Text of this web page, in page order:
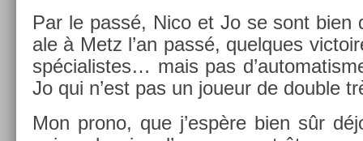
Par le passé, Nico et Jo se sont
ale à Metz l’an passé, quel­ques
spécialis­tes… mais pas
Jo qui n’est pas un joueur de doub­le
Mon prono, que j’espère bien sûr